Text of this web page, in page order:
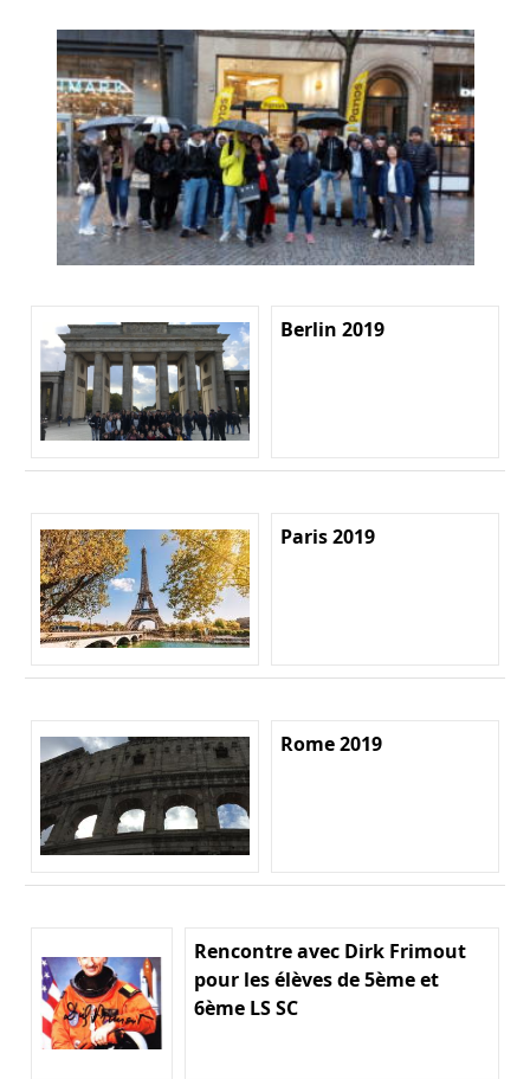
Berlin 2019
Paris 2019
Rome 2019
Rencontre avec Dirk Frimout
pour les élèves de 5ème et
6ème LS SC